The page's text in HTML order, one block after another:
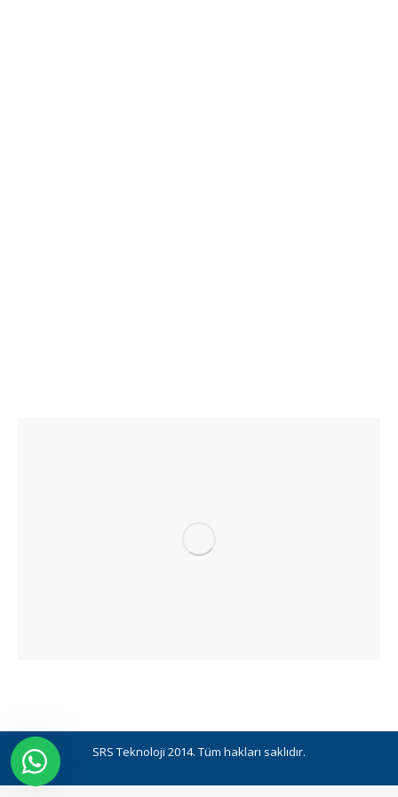
SRS Teknoloji 2014. Tüm hakları saklıdır.